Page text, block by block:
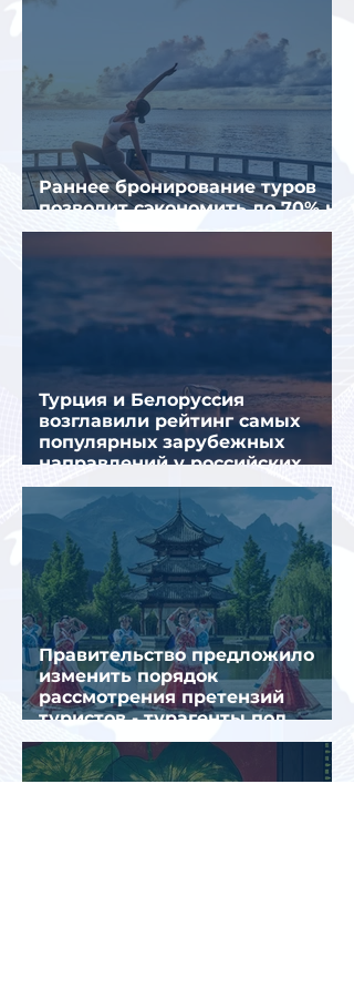
Раннее бронирование туров
позволит сэкономить до 70% на
летнем отдыхе — АТОР
Турция и Белоруссия
возглавили рейтинг самых
популярных зарубежных
направлений у российских
туристов летом
Правительство предложило
изменить порядок
рассмотрения претензий
туристов - турагенты под
ударом!